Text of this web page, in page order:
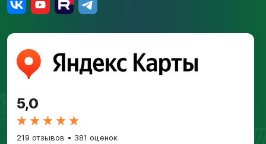
5,0
219 отзывов • 381 оценок